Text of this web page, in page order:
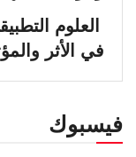
العلوم
في الأثر
فيسبوك